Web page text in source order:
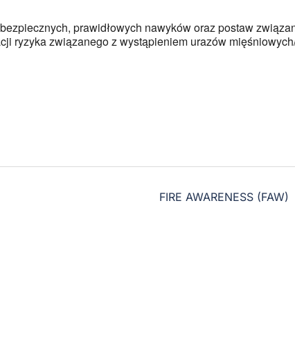
prawidłowych nawyków oraz postaw
ryzyka związanego z wystąpieniem urazów
FIRE AWARENESS (FAW)